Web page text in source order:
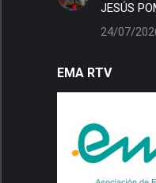
JESÚS
24/07/
EMA RTV